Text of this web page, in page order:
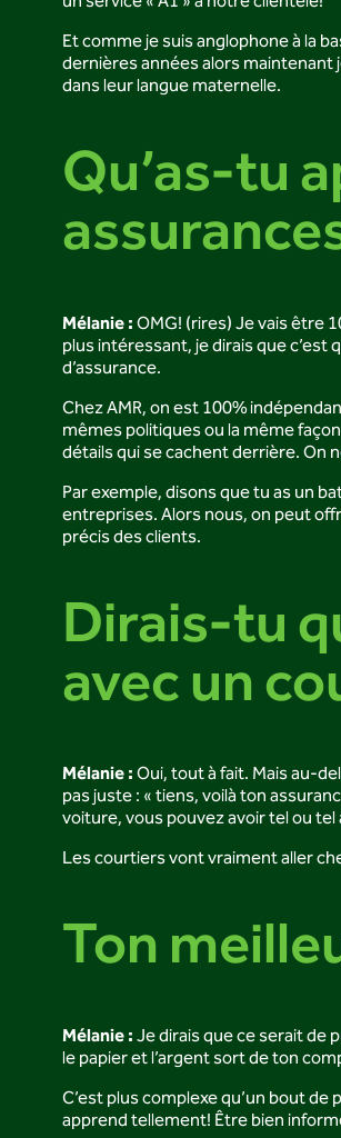
Et comme je suis anglophone à la
dernières années alors maintenant
dans leur langue maternelle.
Qu’as-tu
Mélanie :OMG! (rires) Je vais être
plus intéressant, je dirais que c’est
d’assurance.
Chez AMR, on est 100%
mêmes politiques ou la même
détails qui se cachent derrière. On
Par exemple, disons que tu as un
entreprises. Alors nous, on peut
précis des clients.
Dirais-tu
avec un
Mélanie :Oui, tout à fait. Mais au-
pas juste : « tiens, voilà ton
voiture, vous pouvez avoir tel ou tel
Les courtiers vont vraiment aller
Ton
Mélanie :Je dirais que ce serait de
le papier et l’argent sort de ton
C’est plus complexe qu’un bout de
apprend tellement! Être bien